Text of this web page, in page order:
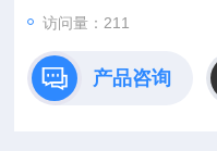
访问量：211
产品咨询